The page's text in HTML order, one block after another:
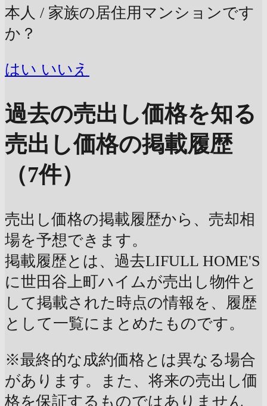
本人 / 家族の居住用マンションです
か？
はい いいえ
過去の売出し価格を知る
売出し価格の掲載履歴
（7件）
売出し価格の掲載履歴から、売却相
場を予想できます。
掲載履歴とは、過去LIFULL HOME'S
に世田谷上町ハイムが売出し物件と
して掲載された時点の情報を、履歴
として一覧にまとめたものです。
※最終的な成約価格とは異なる場合
があります。また、将来の売出し価
格を保証するものではありません